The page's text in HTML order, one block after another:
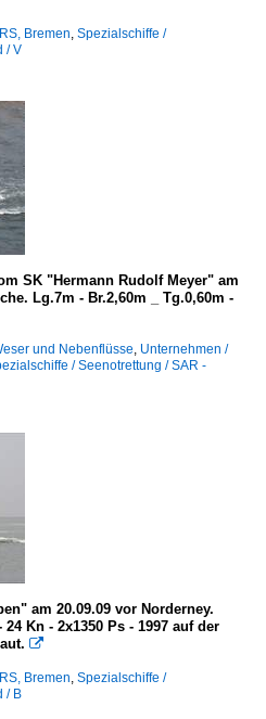
Bremen, Spezialschiffe /
/ V
SK "Hermann Rudolf Meyer" am
Lg.7m - Br.2,60m _ Tg.0,60m -
und Nebenflüsse, Unternehmen /
/ Seenotrettung / SAR -
am 20.09.09 vor Norderney.
Kn - 2x1350 Ps - 1997 auf der

Bremen, Spezialschiffe /
/ B